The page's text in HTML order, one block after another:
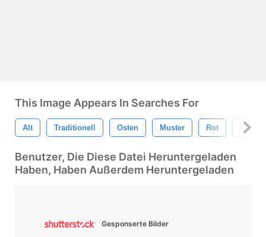
This Image Appears In Searches For
Alt Traditionell Osten Muster Rot Kultur
Benutzer, Die Diese Datei Heruntergeladen
Haben, Haben Außerdem Heruntergeladen
Gesponserte Bilder